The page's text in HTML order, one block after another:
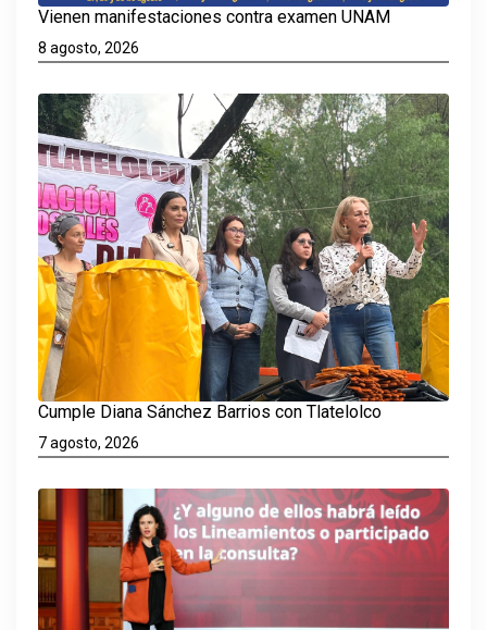
Vienen manifestaciones contra examen UNAM
8 agosto, 2026
Cumple Diana Sánchez Barrios con Tlatelolco
7 agosto, 2026